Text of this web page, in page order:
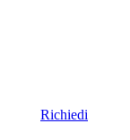
Richiedi